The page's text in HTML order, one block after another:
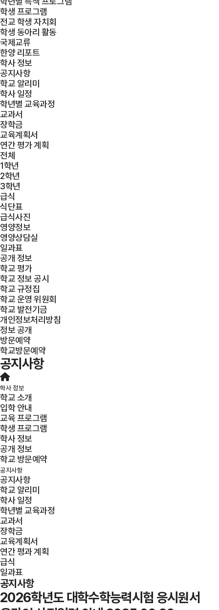
학생 프로그램
전교 학생 자치회
학생 동아리 활동
국제교류
한양 리포트
학사 정보
공지사항
학교 알리미
학사 일정
학년별 교육과정
교과서
장학금
교육계획서
연간 평가 계획
전체
1학년
2학년
3학년
급식
식단표
급식사진
영양정보
영양상담실
일과표
공개 정보
학교 평가
학교 정보 공시
학교 규정집
학교 운영 위원회
학교 발전기금
개인정보처리방침
정보 공개
방문예약
학교방문예약
공지사항
학사 정보
학교 소개
입학 안내
교육 프로그램
학생 프로그램
학사 정보
공개 정보
학교 방문예약
공지사항
공지사항
학교 알리미
학사 일정
학년별 교육과정
교과서
장학금
교육계획서
연간 평과 계획
급식
일과표
공지사항
2026학년도 대학수학능력시험 응시원서